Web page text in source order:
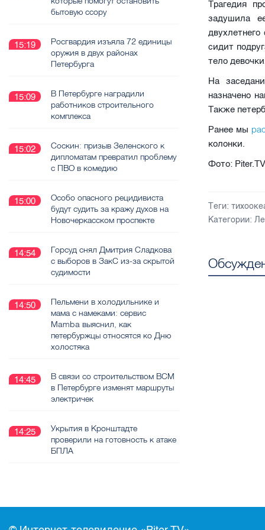
Трагедия
задушила
сидит
тело
На
назначено
Также
Ранее мы
колонки.
Фото: Piter.TV
Теги:
Категории:
бытовую ссору
15:19
Росгвардия изъяла 72 единицы
оружия в двух районах
Петербурга
15:09
В Петербурге наградили
работников строительного
комплекса
15:02
Соскин: призыв Зеленского к
дипломатам превратил проблему
с ПВО в комедию
15:00
Особо опасного рецидивиста
будут судить за кражу духов на
Новочеркасском проспекте
14:54
Горсуд снял Дмитрия Сладкова
с выборов в ЗакС из-за скрытой
судимости
14:50
Пельмени в холодильнике и
мама с намеками: сервис
Mamba выяснил, как
петербуржцы относятся ко Дню
холостяка
14:45
В связи со строительством ВСМ
в Петербурге изменят маршруты
электричек
14:25
Укрытия в Кронштадте
проверили на готовность к атаке
БПЛА